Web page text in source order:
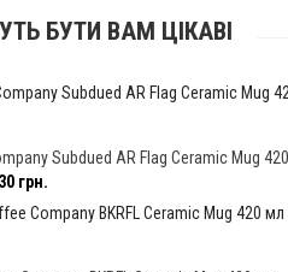
БУТИ ВАМ ЦІКАВІ
Subdued AR Flag Ceramic Mug
грн.